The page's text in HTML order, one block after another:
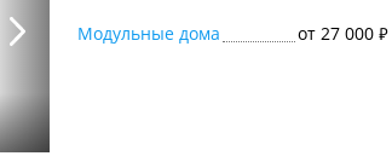
Модульные дома
от 27 000 ₽